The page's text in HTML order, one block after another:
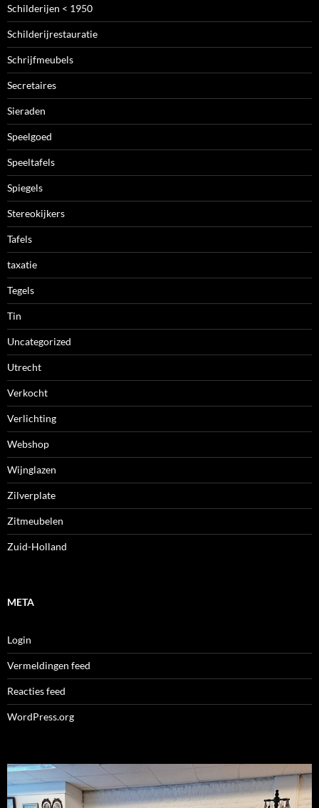
Schilderijen < 1950
Schilderijrestauratie
Schrijfmeubels
Secretaires
Sieraden
Speelgoed
Speeltafels
Spiegels
Stereokijkers
Tafels
taxatie
Tegels
Tin
Uncategorized
Utrecht
Verkocht
Verlichting
Webshop
Wijnglazen
Zilverplate
Zitmeubelen
Zuid-Holland
META
Login
Vermeldingen feed
Reacties feed
WordPress.org